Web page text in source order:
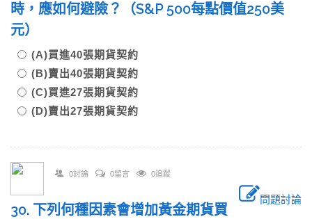
時，應如何避險？（S&P 500每點價值250美
元）
(A)買進40張期貨契約
(B)賣出40張期貨契約
(C)買進27張期貨契約
(D)賣出27張期貨契約
0討論 0留言 0追蹤
問題討論
30. 下列何種因素會增加黃金期貨買